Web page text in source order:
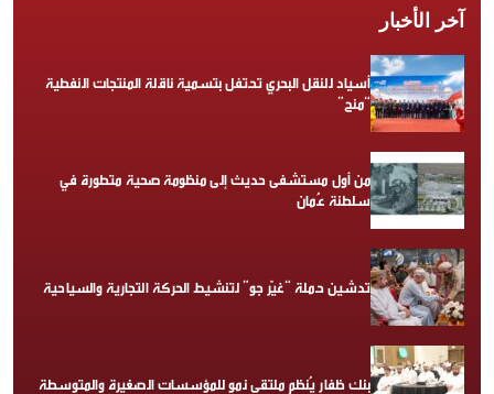
آخر الأخبار
أسياد للنقل البحري تحتفل بتسمية ناقلة المنتجات النفطية
“منح”
من أول مستشفى حديث إلى منظومة صحية متطورة في
سلطنة عُمان
تدشين حملة “غيّر جو” لتنشيط الحركة التجارية والسياحية
بنك ظفار يُنظم ملتقى نمو للمؤسسات الصغيرة والمتوسطة